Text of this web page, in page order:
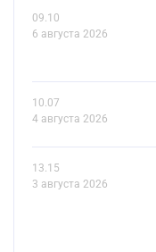
09.10
6 августа 2026
10.07
4 августа 2026
13.15
3 августа 2026